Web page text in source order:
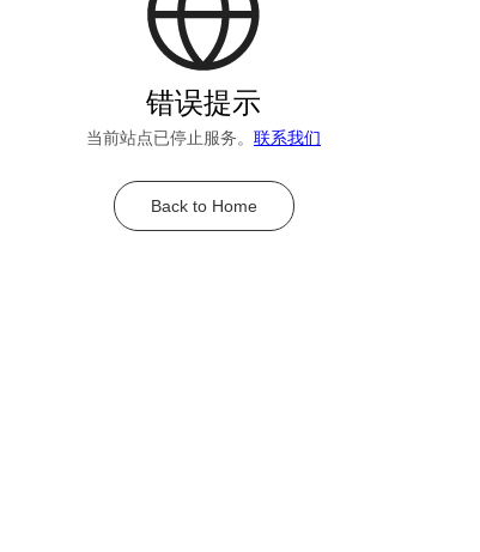
错误提示
当前站点已停止服务。 联系我们
Back to Home